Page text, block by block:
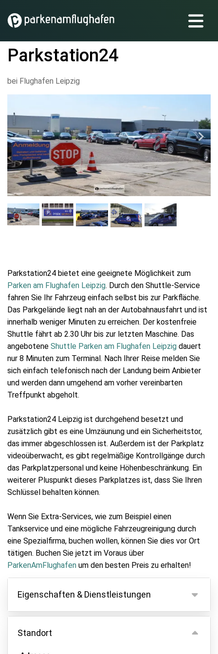
Parkstation24
bei Flughafen Leipzig
Parkstation24 bietet eine geeignete Möglichkeit zum
Parken am Flughafen Leipzig. Durch den Shuttle-Service
fahren Sie Ihr Fahrzeug einfach selbst bis zur Parkfläche.
Das Parkgelände liegt nah an der Autobahnausfahrt und ist
innerhalb weniger Minuten zu erreichen. Der kostenfreie
Shuttle fährt ab 2.30 Uhr bis zur letzten Maschine. Das
angebotene Shuttle Parken am Flughafen Leipzig dauert
nur 8 Minuten zum Terminal. Nach Ihrer Reise melden Sie
sich einfach telefonisch nach der Landung beim Anbieter
und werden dann umgehend am vorher vereinbarten
Treffpunkt abgeholt.
Parkstation24 Leipzig ist durchgehend besetzt und
zusätzlich gibt es eine Umzäunung und ein Sicherheitstor,
das immer abgeschlossen ist. Außerdem ist der Parkplatz
videoüberwacht, es gibt regelmäßige Kontrollgänge durch
das Parkplatzpersonal und keine Höhenbeschränkung. Ein
weiterer Pluspunkt dieses Parkplatzes ist, dass Sie Ihren
Schlüssel behalten können.
Wenn Sie Extra-Services, wie zum Beispiel einen
Tankservice und eine mögliche Fahrzeugreinigung durch
eine Spezialfirma, buchen wollen, können Sie dies vor Ort
tätigen. Buchen Sie jetzt im Voraus über
ParkenAmFlughafen um den besten Preis zu erhalten!
Eigenschaften & Dienstleistungen
Eigenschaften
Parken innen
Standort